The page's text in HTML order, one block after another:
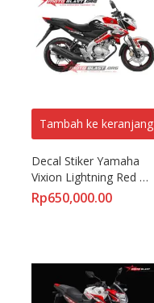
Tambah ke keranjang
Decal Stiker Yamaha
Vixion Lightning Red
White
Rp650,000.00